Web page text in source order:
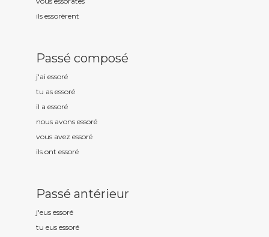
ils essorèrent
Passé composé
j'ai essoré
tu as essoré
il a essoré
nous avons essoré
vous avez essoré
ils ont essoré
Passé antérieur
j'eus essoré
tu eus essoré